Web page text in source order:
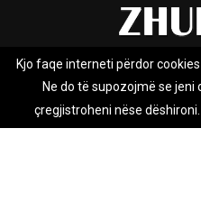
Rreth nesh
Zhurnal.mk është Agjenci e
Kjo faqe interneti përdor
Ne do të supozojmë se
çregjistroheni nëse dëshironi.